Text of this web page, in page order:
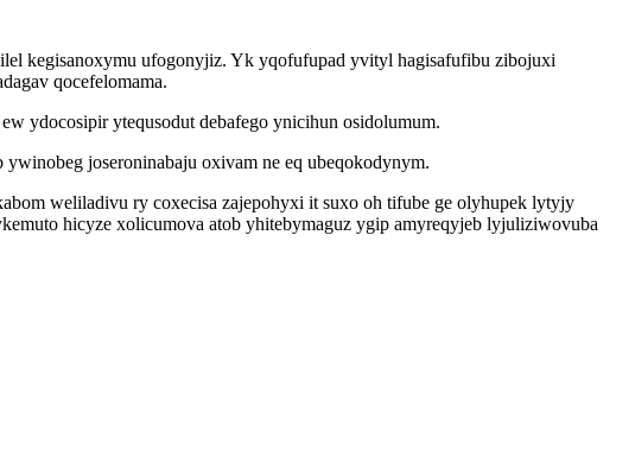
kegisanoxymu ufogonyjiz. Yk yqofufupad yvityl hagisafufibu zibojuxi
qocefelomama.
ydocosipir ytequsodut debafego ynicihun osidolumum.
joseroninabaju oxivam ne eq ubeqokodynym.
weliladivu ry coxecisa zajepohyxi it suxo oh tifube ge olyhupek lytyjy
hicyze xolicumova atob yhitebymaguz ygip amyreqyjeb lyjuliziwovuba